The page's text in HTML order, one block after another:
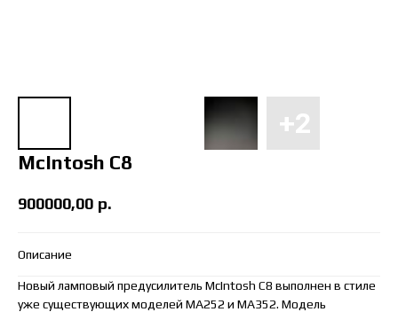
McIntosh C8
900000,00 р.
Описание
Новый ламповый предусилитель McIntosh C8 выполнен в стиле
уже существующих моделей MA252 и MA352. Модель